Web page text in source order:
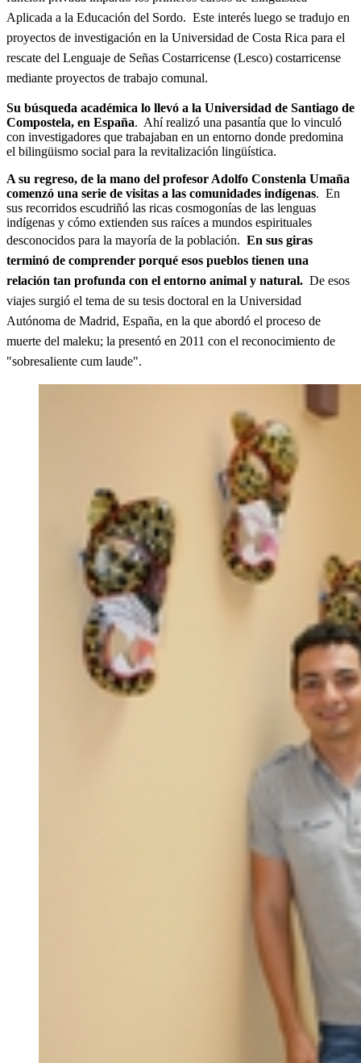
Aplicada a la Educación del Sordo. Este interés luego se tradujo en
proyectos de investigación en la Universidad de Costa Rica para el
rescate del Lenguaje de Señas Costarricense (Lesco) costarricense
mediante proyectos de trabajo comunal.
Su búsqueda académica lo llevó a la Universidad de Santiago de
Compostela, en España. Ahí realizó una pasantía que lo vinculó
con investigadores que trabajaban en un entorno donde predomina
el bilingüismo social para la revitalización lingüística.
A su regreso, de la mano del profesor Adolfo Constenla Umaña
comenzó una serie de visitas a las comunidades indígenas. En
sus recorridos escudriñó las ricas cosmogonías de las lenguas
indígenas y cómo extienden sus raíces a mundos espirituales
desconocidos para la mayoría de la población. En sus giras
terminó de comprender porqué esos pueblos tienen una
relación tan profunda con el entorno animal y natural. De esos
viajes surgió el tema de su tesis doctoral en la Universidad
Autónoma de Madrid, España, en la que abordó el proceso de
muerte del maleku; la presentó en 2011 con el reconocimiento de
"sobresaliente cum laude".